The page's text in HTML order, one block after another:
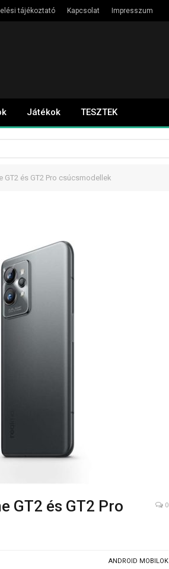
tájékoztató Kapcsolat Impresszum
Játékok TESZTEK
GT2 és GT2 Pro csúcsmodellek
GT2 és GT2 Pro
0
ANDROID MOBILOK